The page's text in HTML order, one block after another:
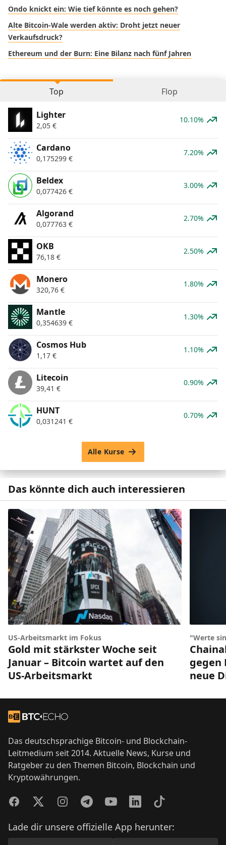
Ondo knickt ein: Wie tief könnte es noch gehen?
Alte Bitcoin-Wale werden aktiv: Droht jetzt neuer
Verkaufsdruck?
Ethereum und der Burn: Eine Bilanz nach fünf Jahren
Top Flop
Lighter
2,05 €
10.10%
Cardano
0,175299 €
7.20%
Beldex
0,077426 €
3.00%
Algorand
0,077763 €
2.70%
OKB
76,18 €
2.50%
Monero
320,76 €
1.80%
Mantle
0,354639 €
1.30%
Cosmos Hub
1,17 €
1.10%
Litecoin
39,41 €
0.90%
HUNT
0,031241 €
0.70%
Alle Kurse
Das könnte dich auch interessieren
US-Arbeitsmarkt im Fokus
Gold mit stärkster Woche seit
Januar – Bitcoin wartet auf den
US-Arbeitsmarkt
"Werte
gegen
neue
Zur Startseite
Das deutschsprachige Bitcoin- und Blockchain-
Leitmedium seit 2014. Aktuelle News, Kurse und
Ratgeber zu den Themen Bitcoin, Blockchain und
Kryptowährungen.
FacebookTwitterInstagramTelegramYouTubeLinkedInTikTok
Lade dir unsere offizielle App herunter: